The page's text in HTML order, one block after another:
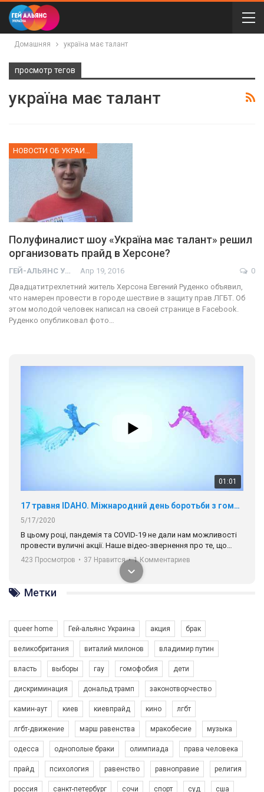
Домашняя україна має талант
просмотр тегов
україна має талант
Полуфиналист шоу «Україна має талант» решил
организовать прайд в Херсоне?
ГЕЙ-АЛЬЯНС УКРАИНА Апр 19, 2016
0
Двадцатитрехлетний житель Херсона Евгений Руденко объявил,
что намерен провести в городе шествие в защиту прав ЛГБТ. Об
этом молодой человек написал на своей странице в Facebook.
Руденко опубликовал фото…
01:01
17 травня IDAHO. Міжнародний день боротьби з гомофобією трансфобією і біфобія.
5/17/2020
В цьому році, пандемія та COVІD-19 не дали нам можливості
провести вуличні акції. Наше відео-звернення про те, що
навіть коли ми у різних містах та не можемо зустрінеться, ми
разом. Ми закликаємо всіх хто поділяє цінності рівності та
солідарності, приєднатися до нас. Регіональні підрозділи
ГАУ є в 16 областях України.
Разом наш голос лунає гучніше!
423 Просмотров • 37 Нравится • 1 Комментариев
Зупинимо насильство проти ЛГБТ в Україні! Stop violence against LGBT in Ukraine!
6/30/2017
Емоційний та вражаючий промо-ролік на конкурс PACT, який
представляє програму "Гей-альянс Україна" з протидії
насильству проти ЛГБТ в Україні.
1.9K Просмотров • 226 Нравится • 5 Комментариев
Метки
queer home Гей-альянс Украина акция брак
великобритания виталий милонов владимир путин
власть выборы гау гомофобия дети
дискриминация дональд трамп законотворчество
камин-аут киев киевпрайд кино лгбт
лгбт-движение марш равенства мракобесие музыка
одесса однополые браки олимпиада права человека
прайд психология равенство равноправие религия
россия санкт-петербург сочи спорт суд сша